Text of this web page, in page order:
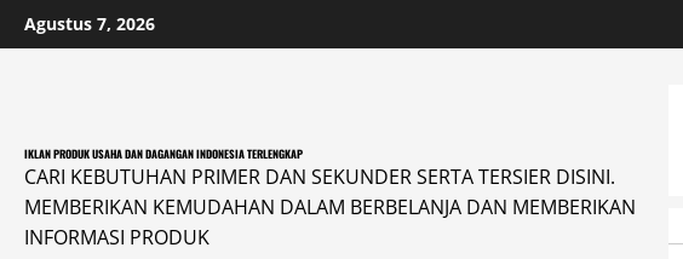
Skip
to
Agustus 7, 2026
IKLAN PRODUK USAHA DAN DAGANGAN INDONESIA TERLENGKAP
CARI KEBUTUHAN PRIMER DAN SEKUNDER SERTA TERSIER DISINI.
MEMBERIKAN KEMUDAHAN DALAM BERBELANJA DAN MEMBERIKAN
INFORMASI PRODUK